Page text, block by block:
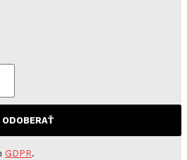
ODOBERAŤ
GDPR.